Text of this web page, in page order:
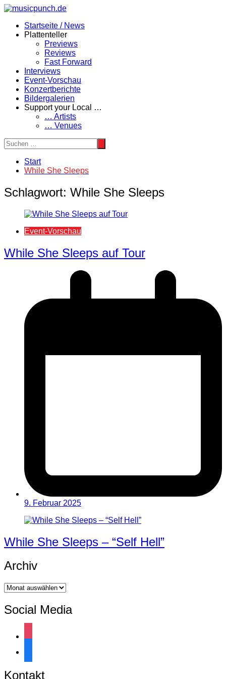
Zum
springenStartseite / News
Plattenteller
Previews
Reviews
Fast Forward
Interviews
Event-Vorschau
Konzertberichte
Bildergalerien
Support your Local …
… Artists
… Venues
Start
While She Sleeps
Schlagwort: While She Sleeps
Event-Vorschau
While She Sleeps auf Tour
9. Februar 2025
While She Sleeps – “Self Hell”
Archiv
Archiv
Social Media
Kontakt